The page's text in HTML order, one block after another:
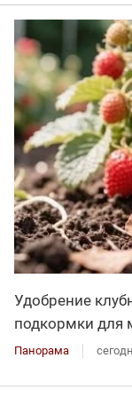
Удобрение
подкормки для
Панорама